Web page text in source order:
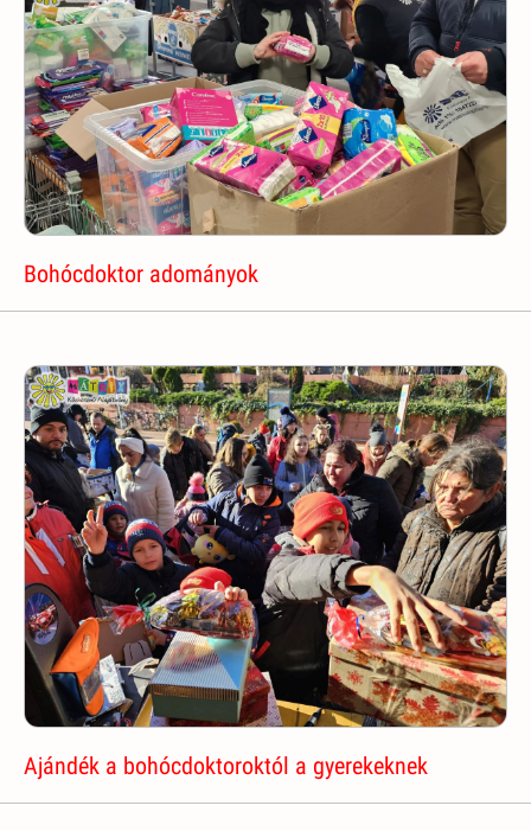
Bohócdoktor adományok
Ajándék a bohócdoktoroktól a gyerekeknek